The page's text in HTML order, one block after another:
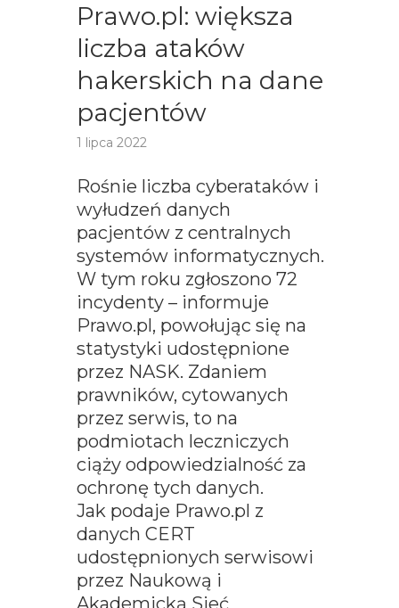
Prawo.pl: większa
liczba ataków
hakerskich na dane
pacjentów
1 lipca 2022
Rośnie liczba cyberataków i
wyłudzeń danych
pacjentów z centralnych
systemów informatycznych.
W tym roku zgłoszono 72
incydenty – informuje
Prawo.pl, powołując się na
statystyki udostępnione
przez NASK. Zdaniem
prawników, cytowanych
przez serwis, to na
podmiotach leczniczych
ciąży odpowiedzialność za
ochronę tych danych.
Jak podaje Prawo.pl z
danych CERT
udostępnionych serwisowi
przez Naukową i